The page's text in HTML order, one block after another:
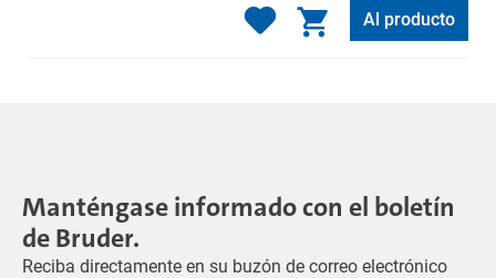
Al producto
Manténgase informado con el boletín
de Bruder.
Reciba directamente en su buzón de correo electrónico